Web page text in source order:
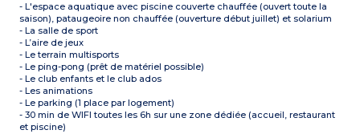
- L'espace aquatique avec piscine couverte chauffée (ouvert toute la
saison), pataugeoire non chauffée (ouverture début juillet) et solarium
- La salle de sport
- L’aire de jeux
- Le terrain multisports
- Le ping-pong (prêt de matériel possible)
- Le club enfants et le club ados
- Les animations
- Le parking (1 place par logement)
- 30 min de WIFI toutes les 6h sur une zone dédiée (accueil, restaurant
et piscine)